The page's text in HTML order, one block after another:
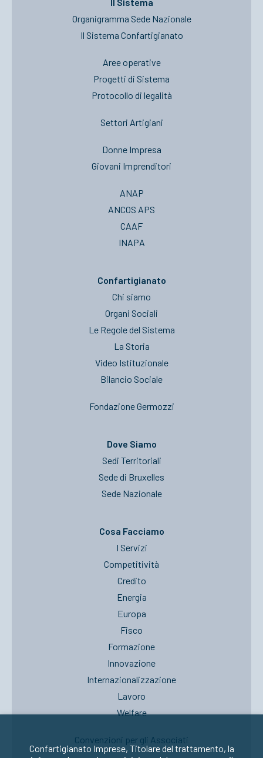
Organigramma Sede Nazionale
Il Sistema Confartigianato
Aree operative
Progetti di Sistema
Protocollo di legalità
Settori Artigiani
Donne Impresa
Giovani Imprenditori
ANAP
ANCOS APS
CAAF
INAPA
Confartigianato
Chi siamo
Organi Sociali
Le Regole del Sistema
La Storia
Video Istituzionale
Bilancio Sociale
Fondazione Germozzi
Dove Siamo
Sedi Territoriali
Sede di Bruxelles
Sede Nazionale
Cosa Facciamo
I Servizi
Competitività
Credito
Energia
Europa
Fisco
Formazione
Innovazione
Internazionalizzazione
Lavoro
Welfare
Convenzioni per gli Associati
Confartigianato Imprese, Titolare del trattamento, la